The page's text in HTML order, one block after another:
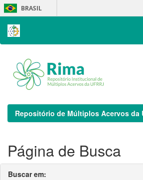
Skip
navigation
BRASIL
Repositório de Múltiplos Acervos da
Página de Busca
Buscar em: